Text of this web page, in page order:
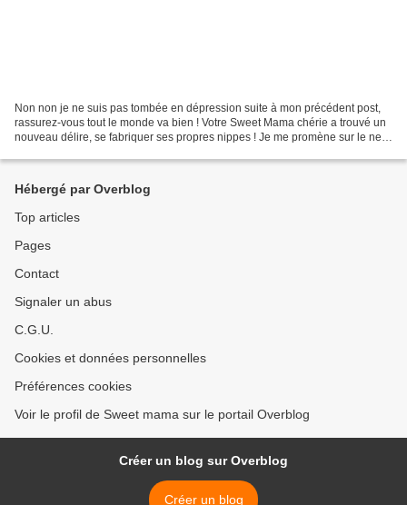
Non non je ne suis pas tombée en dépression suite à mon précédent post,
rassurez-vous tout le monde va bien ! Votre Sweet Mama chérie a trouvé un
nouveau délire, se fabriquer ses propres nippes ! Je me promène sur le net,
Hébergé par Overblog
Top articles
Pages
Contact
Signaler un abus
C.G.U.
Cookies et données personnelles
Préférences cookies
Voir le profil de Sweet mama sur le portail Overblog
Créer un blog sur Overblog
Créer un blog